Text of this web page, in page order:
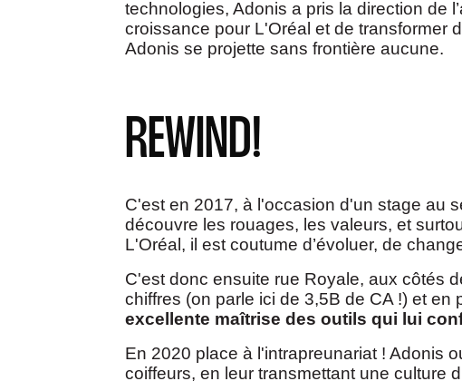
technologies, Adonis a pris la direction de
croissance pour L'Oréal et de transformer
Adonis se projette sans frontière aucune.
REWIND!
C'est en 2017, à l'occasion d'un stage au
découvre les rouages, les valeurs, et
L'Oréal, il est coutume d’évoluer, de
C'est donc ensuite rue Royale, aux côtés
chiffres (on parle ici de 3,5B de CA !) et
excellente maîtrise des outils qui lui
En 2020 place à l'intrapreunariat ! Adonis
coiffeurs, en leur transmettant une culture